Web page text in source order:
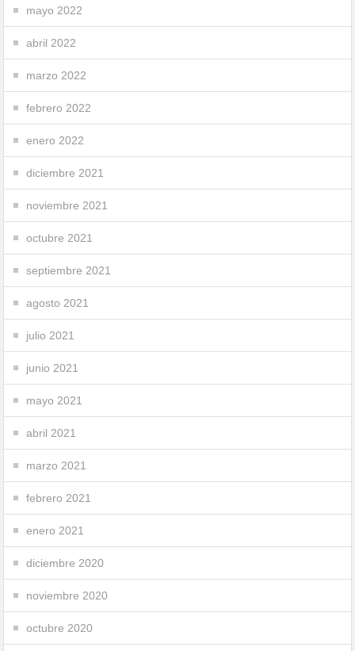
mayo 2022
abril 2022
marzo 2022
febrero 2022
enero 2022
diciembre 2021
noviembre 2021
octubre 2021
septiembre 2021
agosto 2021
julio 2021
junio 2021
mayo 2021
abril 2021
marzo 2021
febrero 2021
enero 2021
diciembre 2020
noviembre 2020
octubre 2020